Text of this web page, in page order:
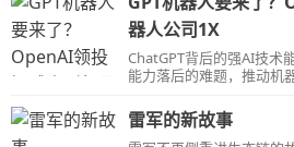
器人公司1X
ChatGPT背后的强AI技术
能力落后的难题，推动机
雷军的新故事